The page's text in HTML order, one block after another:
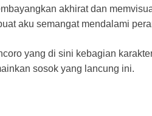
akhirat dan
aku semangat mendalami
yang di sini kebagian
sosok yang lancung ini.